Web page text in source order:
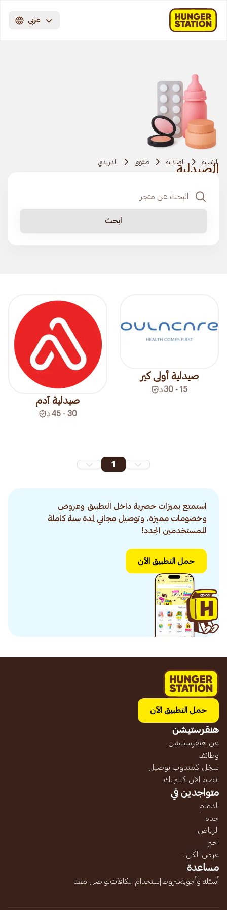
عربي
الرئيسية الصيدلية صفوى الدريدي
الصيدلية
ابحث
صيدلية أولى كير
15 - 30 د
صيدلية آدم
30 - 45 د
1
استمتع بميزات حصرية داخل التطبيق وعروض
وخصومات مميزة. وتوصيل مجاني لمدة سنة كاملة
للمستخدمين الجدد!
حمل التطبيق الآن
حمل التطبيق الآن
هنقرستيشن
عن هنقرستيشن
وظائف
سجّل كمندوب توصيل
انضم الآن كشريك
متواجدين في
الدمام
جده
الرياض
الخبر
عرض الكل...
مساعدة
أسئلة وأجوبةشروط إستخدام المكافآتتواصل معنا